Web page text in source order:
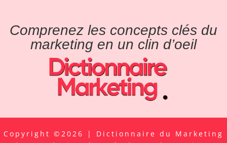
Comprenez les concepts clés du
marketing en un clin d’oeil
Copyright ©2026 | Dictionnaire du Marketing